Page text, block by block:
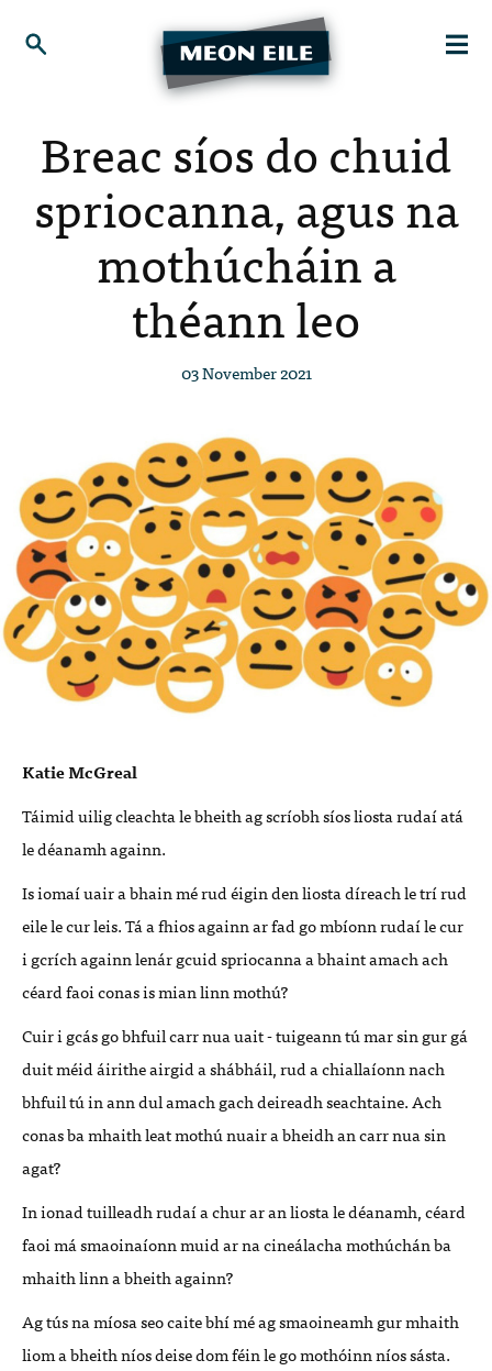
Breac síos do chuid
spriocanna, agus na
mothúcháin a
théann leo
03 November 2021
Katie McGreal
Táimid uilig cleachta le bheith ag scríobh síos liosta rudaí atá
le déanamh againn.
Is iomaí uair a bhain mé rud éigin den liosta díreach le trí rud
eile le cur leis. Tá a fhios againn ar fad go mbíonn rudaí le cur
i gcrích againn lenár gcuid spriocanna a bhaint amach ach
céard faoi conas is mian linn mothú?
Cuir i gcás go bhfuil carr nua uait - tuigeann tú mar sin gur gá
duit méid áirithe airgid a shábháil, rud a chiallaíonn nach
bhfuil tú in ann dul amach gach deireadh seachtaine. Ach
conas ba mhaith leat mothú nuair a bheidh an carr nua sin
agat?
In ionad tuilleadh rudaí a chur ar an liosta le déanamh, céard
faoi má smaoinaíonn muid ar na cineálacha mothúchán ba
mhaith linn a bheith againn?
Ag tús na míosa seo caite bhí mé ag smaoineamh gur mhaith
liom a bheith níos deise dom féin le go mothóinn níos sásta.